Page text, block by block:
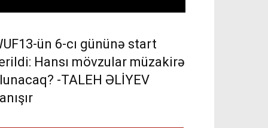
ün 6-cı gününə start
Hansı mövzular müzakirə
-TALEH ƏLİYEV